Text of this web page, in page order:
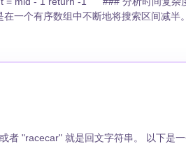
素，则在数组的右半部分继续搜索；如
，那么经过 k 次操作后，数组的大小
去右边的子数组里查找。 3. 这样的过程
是2的10次幂，所以我们需要10步来找到正确的
下是一个用Python编写的简单函数，用于检测一